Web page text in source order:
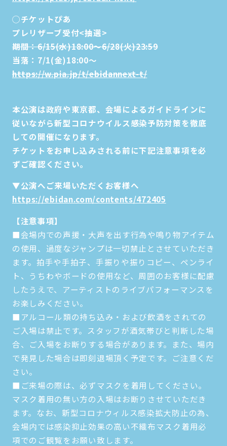
◯チケットぴあ
プレリザーブ受付<抽選>
期間：6/15(水)18:00～6/28(火)23:59
当落：7/1(金)18:00〜
https://w.pia.jp/t/ebidannext-t/
本公演は政府や東京都、会場によるガイドラインに
従いながら新型コロナウイルス感染予防対策を徹底
しての開催になります。
チケットをお申し込みされる前に下記注意事項を必
ずご確認ください。
▼公演へご来場いただくお客様へ
https://ebidan.com/contents/472405
【注意事項】
■会場内での声援・大声を出す行為や鳴り物アイテム
の使用、過度なジャンプは一切禁止とさせていただき
ます。拍手や手拍子、手振りや振りコピー、ペンライ
ト、うちわやボードの使用など、周囲のお客様に配慮
したうえで、アーティストのライブパフォーマンスを
お楽しみください。
■アルコール類の持ち込み・および飲酒をされての
ご入場は禁止です。スタッフが酒気帯びと判断した場
合、ご入場をお断りする場合があります。また、場内
で発見した場合は即刻退場頂く予定です。ご注意くだ
さい。
■ご来場の際は、必ずマスクを着用してください。
マスク着用の無い方の入場はお断りさせていただき
ます。なお、新型コロナウィルス感染拡大防止の為、
会場内では感染抑止効果の高い不織布マスク着用必
項でのご観覧をお願い致します。